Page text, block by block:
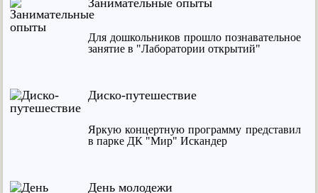
Занимательные опыты
Для дошкольников прошло познавательное
занятие в "Лаборатории открытий"
Диско-путешествие
Яркую концертную программу представил
в парке ДК "Мир" Искандер
День молодежи